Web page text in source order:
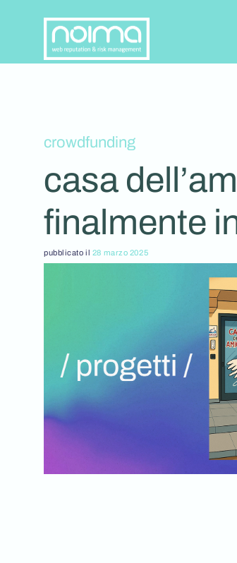
crowdfunding
casa
finalmente
pubblicato il 28 marzo 2025